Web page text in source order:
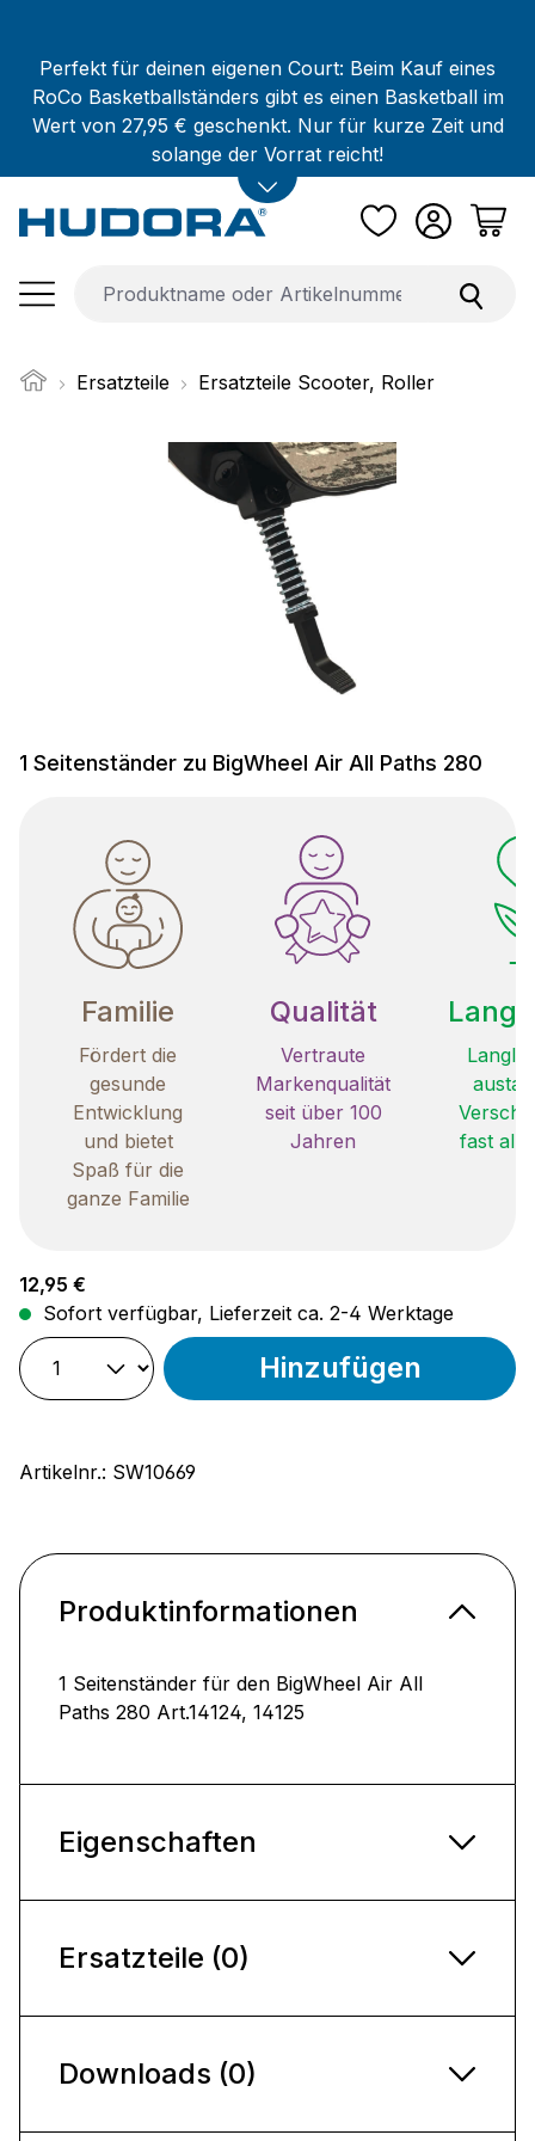
Perfekt für deinen eigenen Court: Beim Kauf eines
RoCo Basketballständers gibt es einen Basketball im
Wert von 27,95 € geschenkt. Nur für kurze Zeit und
solange der Vorrat reicht!
Ersatzteile Ersatzteile Scooter, Roller
Bildergalerie überspringen
1 Seitenständer zu BigWheel Air All Paths 280
Familie
Fördert die
gesunde
Entwicklung
und bietet
Spaß für die
ganze Familie
Qualität
Vertraute
Markenqualität
seit über 100
Jahren
fast
Regulärer Preis:
12,95 €
Sofort verfügbar, Lieferzeit ca. 2-4 Werktage
Hinzufügen
Artikelnr.: SW10669
Produktinformationen
1 Seitenständer für den BigWheel Air All
Paths 280 Art.14124, 14125
Eigenschaften
Ersatzteile (0)
Downloads (0)